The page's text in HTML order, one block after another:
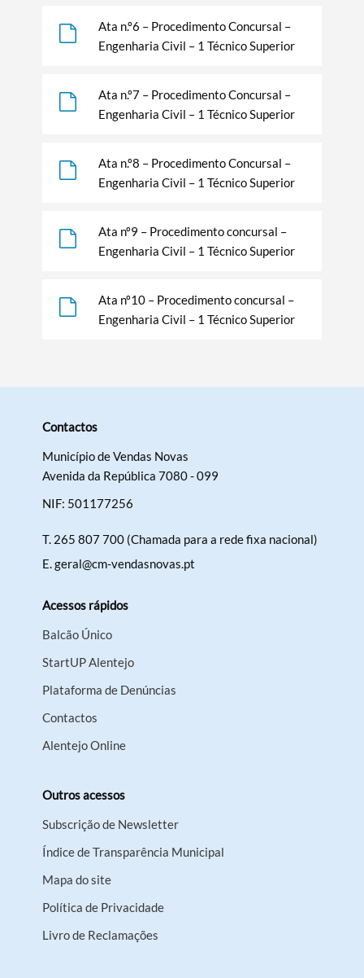
Termo de Pesquisa
Categorias gerais
Ata n.º6 – Procedimento Concursal –
Engenharia Civil – 1 Técnico Superior
Ata n.º7 – Procedimento Concursal –
Engenharia Civil – 1 Técnico Superior
Ata n.º8 – Procedimento Concursal –
Engenharia Civil – 1 Técnico Superior
Ata nº9 – Procedimento concursal –
Engenharia Civil – 1 Técnico Superior
Ata nº10 – Procedimento concursal –
Engenharia Civil – 1 Técnico Superior
Contactos
Município de Vendas Novas
Avenida da República 7080 - 099
NIF: 501177256
T. 265 807 700 (Chamada para a rede fixa nacional)
E.geral@cm-vendasnovas.pt
Acessos rápidos
Balcão Único
StartUP Alentejo
Plataforma de Denúncias
Contactos
Alentejo Online
Outros acessos
Subscrição de Newsletter
Índice de Transparência Municipal
Mapa do site
Política de Privacidade
Livro de Reclamações